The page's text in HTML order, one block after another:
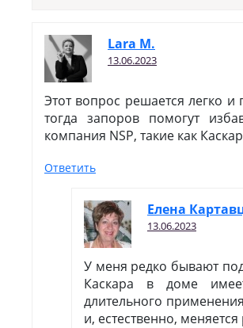
Lara M.
13.06.2023
Этот вопрос решается легко и
тогда запоров помогут
компания NSP, такие как
Ответить
Елена
13.06.2023
У меня редко бывают
Каскара в доме
длительного
и, естественно,